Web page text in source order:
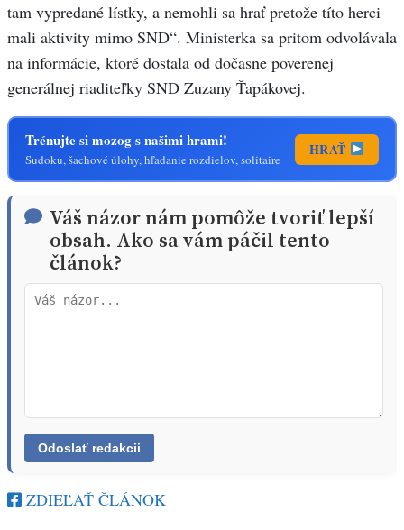
tam vypredané lístky, a nemohli sa hrať pretože títo herci
mali aktivity mimo SND“. Ministerka sa pritom odvolávala
na informácie, ktoré dostala od dočasne poverenej
generálnej riaditeľky SND Zuzany Ťapákovej.
Trénujte si mozog s našimi hrami!
Sudoku, šachové úlohy, hľadanie rozdielov, solitaire
HRAŤ
Váš názor nám pomôže tvoriť lepší
obsah. Ako sa vám páčil tento
článok?
ZDIEĽAŤ ČLÁNOK